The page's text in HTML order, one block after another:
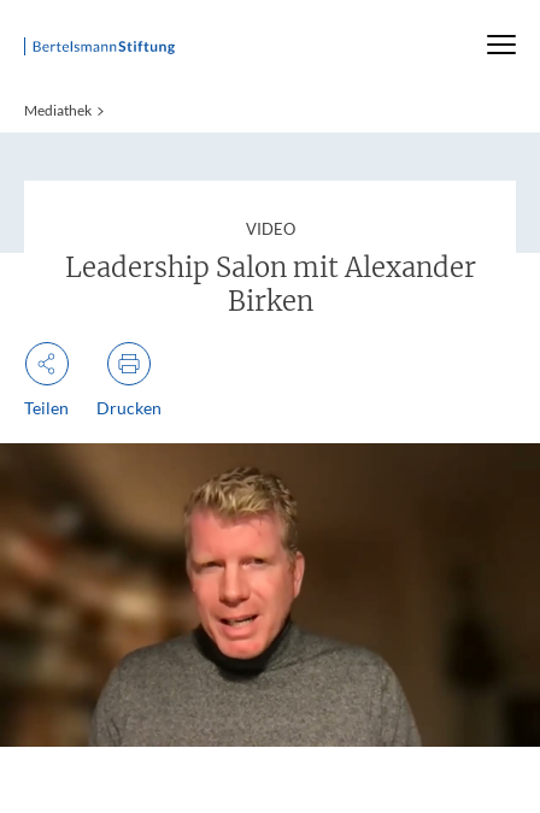
Startseite
Mediathek
VIDEO:
Leadership Salon mit Alexander
Birken
Teilen Drucken